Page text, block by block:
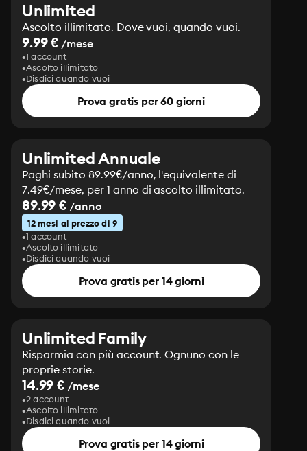
Unlimited
Ascolto illimitato. Dove vuoi, quando vuoi.
9.99 € /mese
1 account
Ascolto illimitato
Disdici quando vuoi
Prova gratis per 60 giorni
Unlimited Annuale
Paghi subito 89.99€/anno, l'equivalente di
7.49€/mese, per 1 anno di ascolto illimitato.
89.99 € /anno
12 mesi al prezzo di 9
1 account
Ascolto illimitato
Disdici quando vuoi
Prova gratis per 14 giorni
Unlimited Family
Risparmia con più account. Ognuno con le
proprie storie.
14.99 € /mese
2 account
Ascolto illimitato
Disdici quando vuoi
Prova gratis per 14 giorni